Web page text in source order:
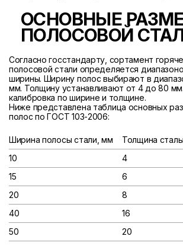
ОСНОВНЫЕ
ПОЛОСОВОЙ
Согласно госстандарту, сортамент
полосовой стали определяется
ширины. Ширину полос выбирают в
мм. Толщину устанавливают от 4 до 80
калибровка по ширине и толщине.
Ниже представлена таблица основных
полос по ГОСТ 103-2006:
Ширина полосы стали, мм
Толщина
10
4
15
6
20
8
40
16
50
20